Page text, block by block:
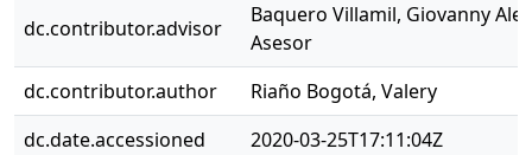
dc.contributor.advisor
Baquero Villamil, Giovanny
Asesor
dc.contributor.author
Riaño Bogotá, Valery
dc.date.accessioned
2020-03-25T17:11:04Z